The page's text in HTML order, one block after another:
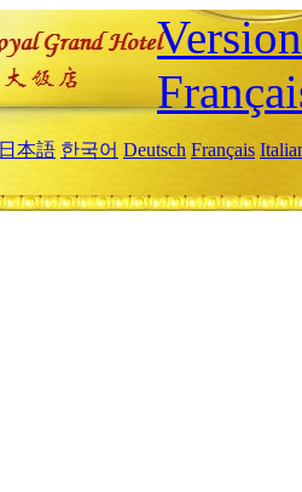
日本語 한국어 Deutsch Français